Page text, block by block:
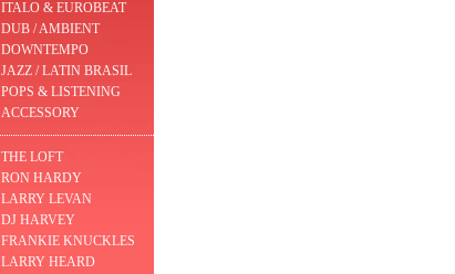
ITALO & EUROBEAT
DUB / AMBIENT
DOWNTEMPO
JAZZ / LATIN BRASIL
POPS & LISTENING
ACCESSORY
THE LOFT
RON HARDY
LARRY LEVAN
DJ HARVEY
FRANKIE KNUCKLES
LARRY HEARD